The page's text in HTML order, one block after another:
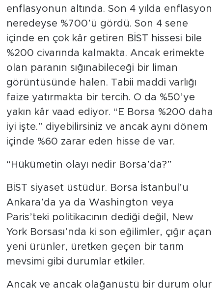
enflasyonun altında. Son 4 yılda enflasyon
neredeyse %700’ü gördü. Son 4 sene
içinde en çok kâr getiren BİST hissesi bile
%200 civarında kalmakta. Ancak erimekte
olan paranın sığınabileceği bir liman
görüntüsünde halen. Tabii maddi varlığı
faize yatırmakta bir tercih. O da %50’ye
yakın kâr vaad ediyor. “E Borsa %200 daha
iyi işte.” diyebilirsiniz ve ancak aynı dönem
içinde %60 zarar eden hisse de var.
“Hükümetin olayı nedir Borsa’da?”
BİST siyaset üstüdür. Borsa İstanbul’u
Ankara’da ya da Washington veya
Paris’teki politikacının dediği değil, New
York Borsası’nda ki son eğilimler, çığır açan
yeni ürünler, üretken geçen bir tarım
mevsimi gibi durumlar etkiler.
Ancak ve ancak olağanüstü bir durum olur